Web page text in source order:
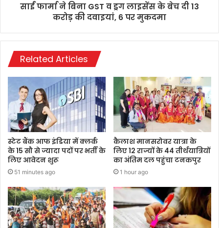
साईं फार्मा ने बिना GST व ड्रग लाइसेंस के बेच दी 13
करोड़ की दवाइयां, 6 पर मुकदमा
Related Articles
स्टेट बैंक आफ इंडिया में क्लर्क
के 15 सौ से ज्यादा पदों पर भर्ती के
लिए आवेदन शुरू
51 minutes ago
कैलाश मानसरोवर यात्रा के
लिए 12 राज्यों के 44 तीर्थयात्रियों
का अंतिम दल पहुंचा टनकपुर
1 hour ago